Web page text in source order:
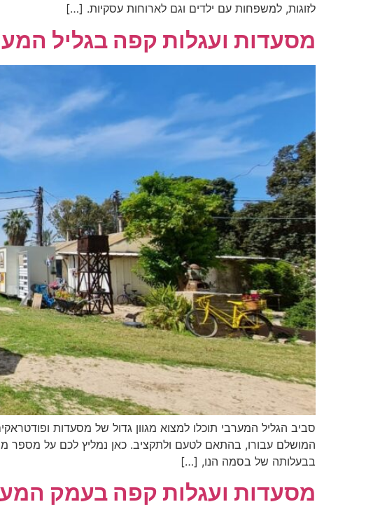
לזוגות, למשפחות עם ילדים וגם לארוחות עסקיות. […]
מסעדות ועגלות קפה בגליל
סביב הגליל המערבי תוכלו למצוא מגוון גדול של מסעדות
המושלם עבורו, בהתאם לטעם ולתקציב. כאן נמליץ לכם על מספר
בבעלותה של בסמה הנו, […]
מסעדות ועגלות קפה בעמק